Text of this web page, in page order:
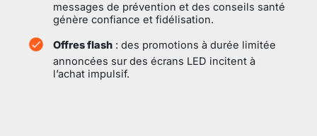
messages de prévention et des conseils santé
génère confiance et fidélisation.
Offres flash : des promotions à durée limitée
annoncées sur des écrans LED incitent à
l’achat impulsif.